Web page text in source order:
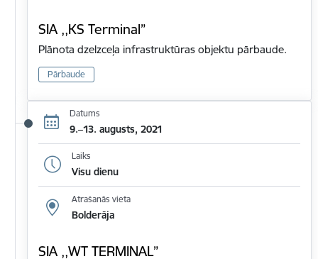
SIA ,,KS Terminal”
Plānota dzelzceļa infrastruktūras objektu pārbaude.
Pārbaude
Datums
9.–13. augusts, 2021
Laiks
Visu dienu
Atrašanās vieta
Bolderāja
SIA ,,WT TERMINAL”